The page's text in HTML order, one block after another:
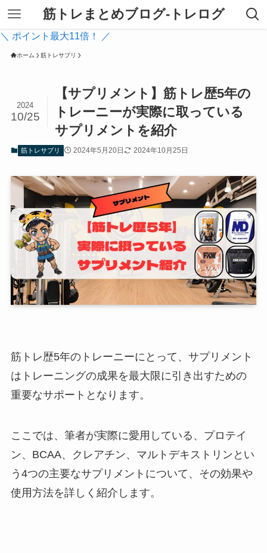
筋トレまとめブログ-トレログ
＼ ポイント最大11倍！ ／
ホーム 筋トレサプリ
【サプリメント】筋トレ歴5年の
トレーニーが実際に取っている
サプリメントを紹介
2024
10/25
筋トレサプリ 2024年5月20日 2024年10月25日
筋トレ歴5年のトレーニーにとって、サプリメント
はトレーニングの成果を最大限に引き出すための
重要なサポートとなります。
ここでは、筆者が実際に愛用している、プロテイ
ン、BCAA、クレアチン、マルトデキストリンとい
う4つの主要なサプリメントについて、その効果や
使用方法を詳しく紹介します。